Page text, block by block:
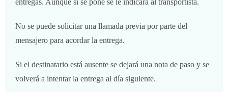
entregas. Aunque si se pone se le indicará al transportista.
No se puede solicitar una llamada previa por parte del
mensajero para acordar la entrega.
Si el destinatario está ausente se dejará una nota de paso y se
volverá a intentar la entrega al día siguiente.